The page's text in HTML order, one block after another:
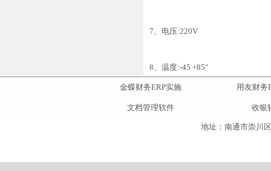
7、电压:220V
8、温度:-45 +85"
金蝶财务ERP实施 用友财务
文档管理软件 收银
地址：南通市崇川